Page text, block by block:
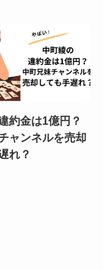
約金は1億円？
ャンネルを売却
れ？